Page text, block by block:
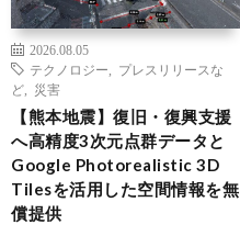
2026.08.05
テクノロジー
プレスリリースな
ど
災害
【熊本地震】復旧・復興支援
へ高精度3次元点群データと
Google Photorealistic 3D
Tilesを活用した空間情報を無
償提供